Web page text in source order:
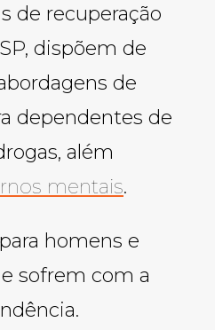
de recuperação
dispõem de
de
dependentes de
além
mentais.
homens e
sofrem com a